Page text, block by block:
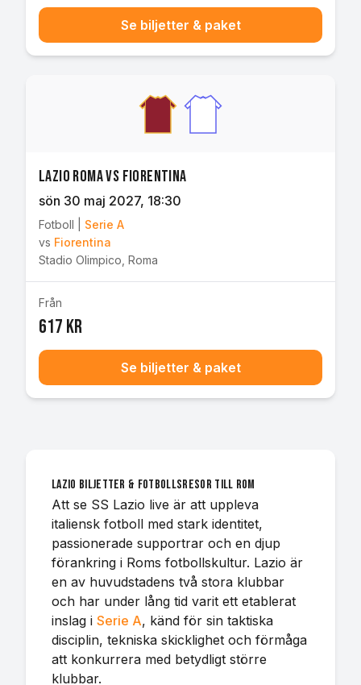
Se biljetter & paket
Lazio Roma vs Fiorentina
sön 30 maj 2027, 18:30
Fotboll
Serie A
vs Fiorentina
Stadio Olimpico Roma
Från
617 kr
Se biljetter & paket
Lazio biljetter & fotbollsresor till Rom
Att se SS Lazio live är att uppleva
italiensk fotboll med stark identitet,
passionerade supportrar och en djup
förankring i Roms fotbollskultur. Lazio är
en av huvudstadens två stora klubbar
och har under lång tid varit ett etablerat
inslag i Serie A, känd för sin taktiska
disciplin, tekniska skicklighet och förmåga
att konkurrera med betydligt större
klubbar.